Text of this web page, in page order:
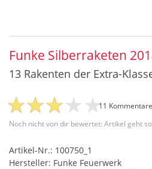
Funke Silberraketen
13 Rakenten der Extra-
Noch nicht von dir bewertet: Artikel geht so
11 Kommentare
Artikel-Nr.: 100750_1
Hersteller: Funke Feuerwerk